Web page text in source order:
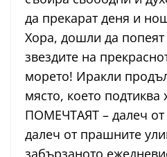
да прекарат деня и
Хора, дошли да попеят
звездите на
морето! Иракли
място, което подтиква
ПОМЕЧТАЯТ – далеч
далеч от прашните